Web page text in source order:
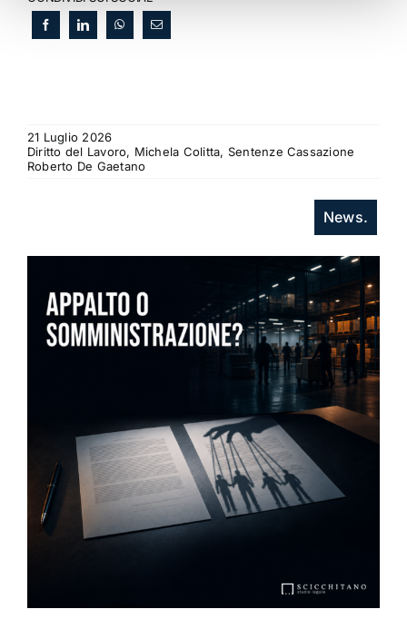
21 Luglio 2026
Diritto del Lavoro, Michela Colitta, Sentenze Cassazione
Roberto De Gaetano
News.